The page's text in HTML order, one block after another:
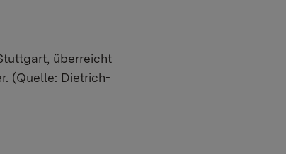
überreicht
(Quelle: Dietrich-